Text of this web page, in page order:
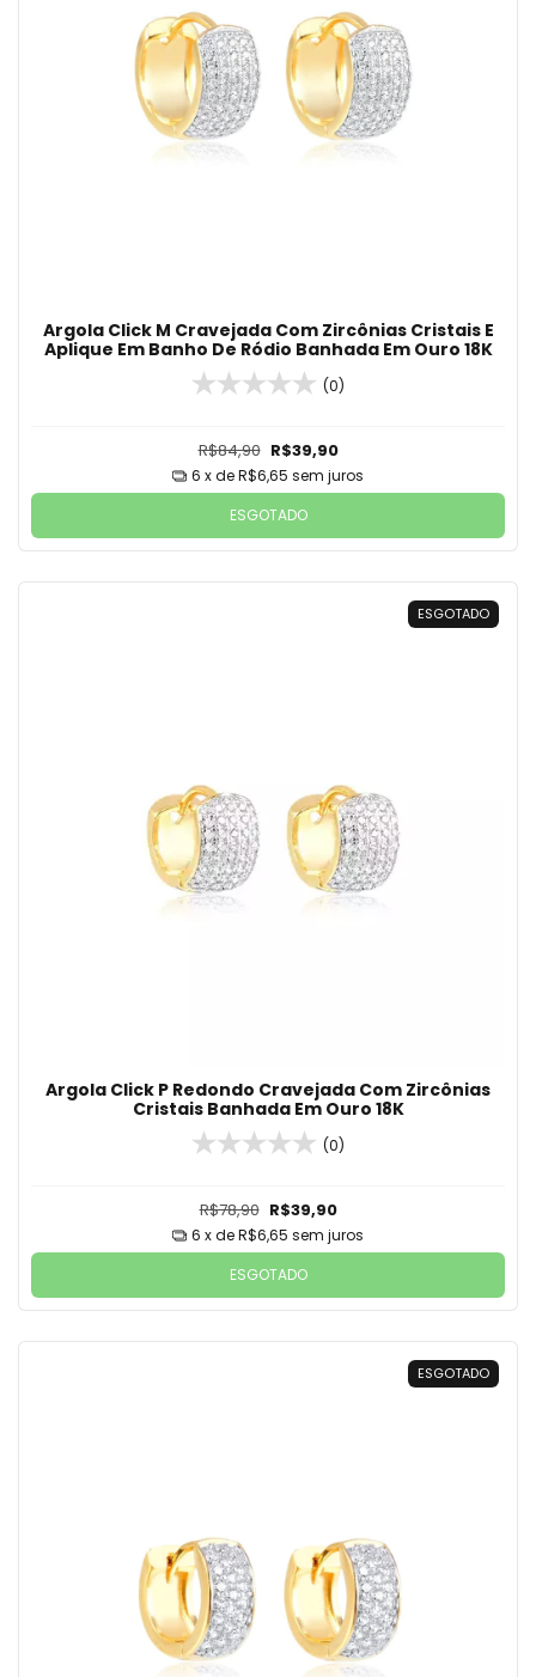
Argola Click M Cravejada Com Zircônias Cristais E
Aplique Em Banho De Ródio Banhada Em Ouro 18K
(0)
R$84,90 R$39,90
6 x deR$6,65 sem juros
ESGOTADO
ESGOTADO
Argola Click P Redondo Cravejada Com Zircônias
Cristais Banhada Em Ouro 18K
(0)
R$78,90 R$39,90
6 x deR$6,65 sem juros
ESGOTADO
ESGOTADO